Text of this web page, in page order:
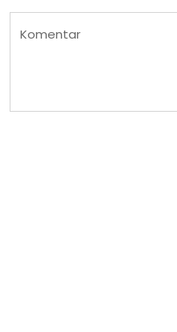
Komentar